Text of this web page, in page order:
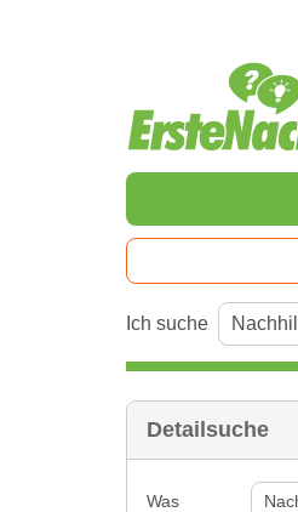
Ich suche
Detailsuche
Was